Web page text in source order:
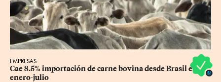
EMPRESAS
Cae 8.5% importación de carne bovina desde Brasil en
enero-julio